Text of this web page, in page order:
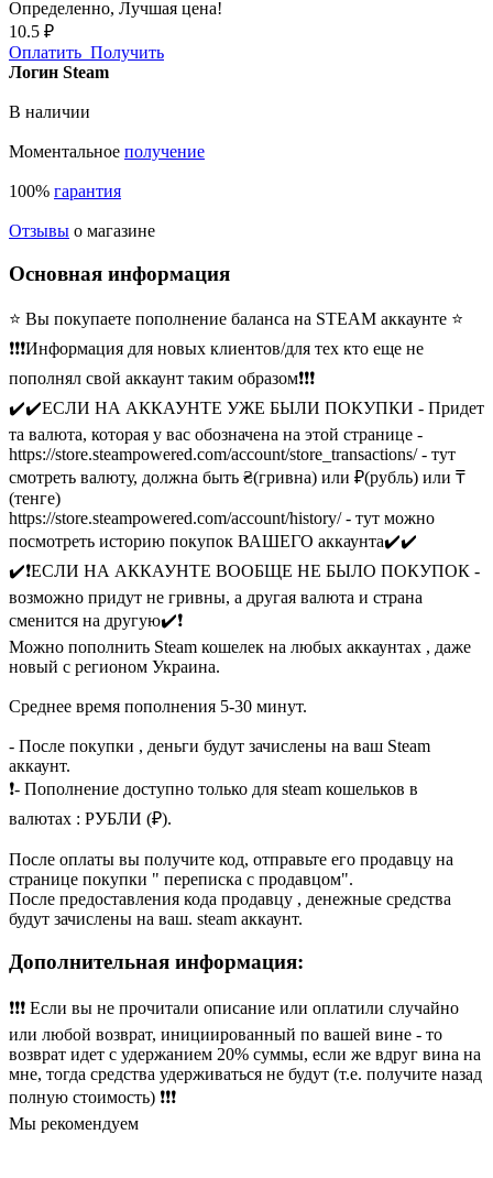
Определенно, Лучшая цена!
10.5 ₽
Оплатить Получить
Логин Steam
В наличии
Моментальное получение
100% гарантия
Отзывы о магазине
Основная информация
⭐️ Вы покупаете пополнение баланса на STEAM аккаунте ⭐️
❗❗❗Информация для новых клиентов/для тех кто еще не
пополнял свой аккаунт таким образом❗❗❗
✔️✔️ЕСЛИ НА АККАУНТЕ УЖЕ БЫЛИ ПОКУПКИ - Придет
та валюта, которая у вас обозначена на этой странице -
https://store.steampowered.com/account/store_transactions/ - тут
смотреть валюту, должна быть ₴(гривна) или ₽(рубль) или ₸
(тенге)
https://store.steampowered.com/account/history/ - тут можно
посмотреть историю покупок ВАШЕГО аккаунта✔️✔️
✔️❗ЕСЛИ НА АККАУНТЕ ВООБЩЕ НЕ БЫЛО ПОКУПОК -
возможно придут не гривны, а другая валюта и страна
сменится на другую✔️❗
Можно пополнить Steam кошелек на любых аккаунтах , даже
новый с регионом Украина.
Среднее время пополнения 5-30 минут.
- После покупки , деньги будут зачислены на ваш Steam
аккаунт.
❗️- Пополнение доступно только для steam кошельков в
валютах : РУБЛИ (₽).
После оплаты вы получите код, отправьте его продавцу на
странице покупки " переписка c продавцом".
После предоставления кода продавцу , денежные средства
будут зачислены на ваш. steam аккаунт.
Дополнительная информация:
❗❗❗ Если вы не прочитали описание или оплатили случайно
или любой возврат, инициированный по вашей вине - то
возврат идет с удержанием 20% суммы, если же вдруг вина на
мне, тогда средства удерживаться не будут (т.е. получите назад
полную стоимость) ❗❗❗
Мы рекомендуем